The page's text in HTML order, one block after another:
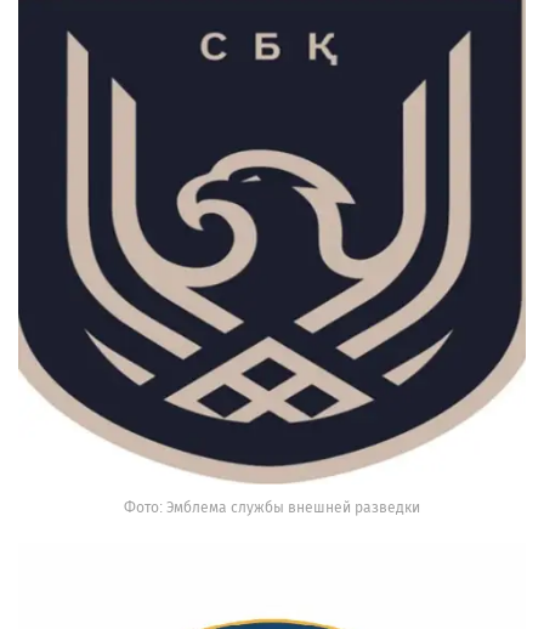
Фото: Эмблема службы внешней разведки